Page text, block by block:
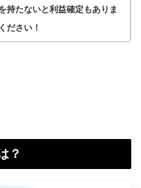
持たないと利益確定もありま
ださい！
？